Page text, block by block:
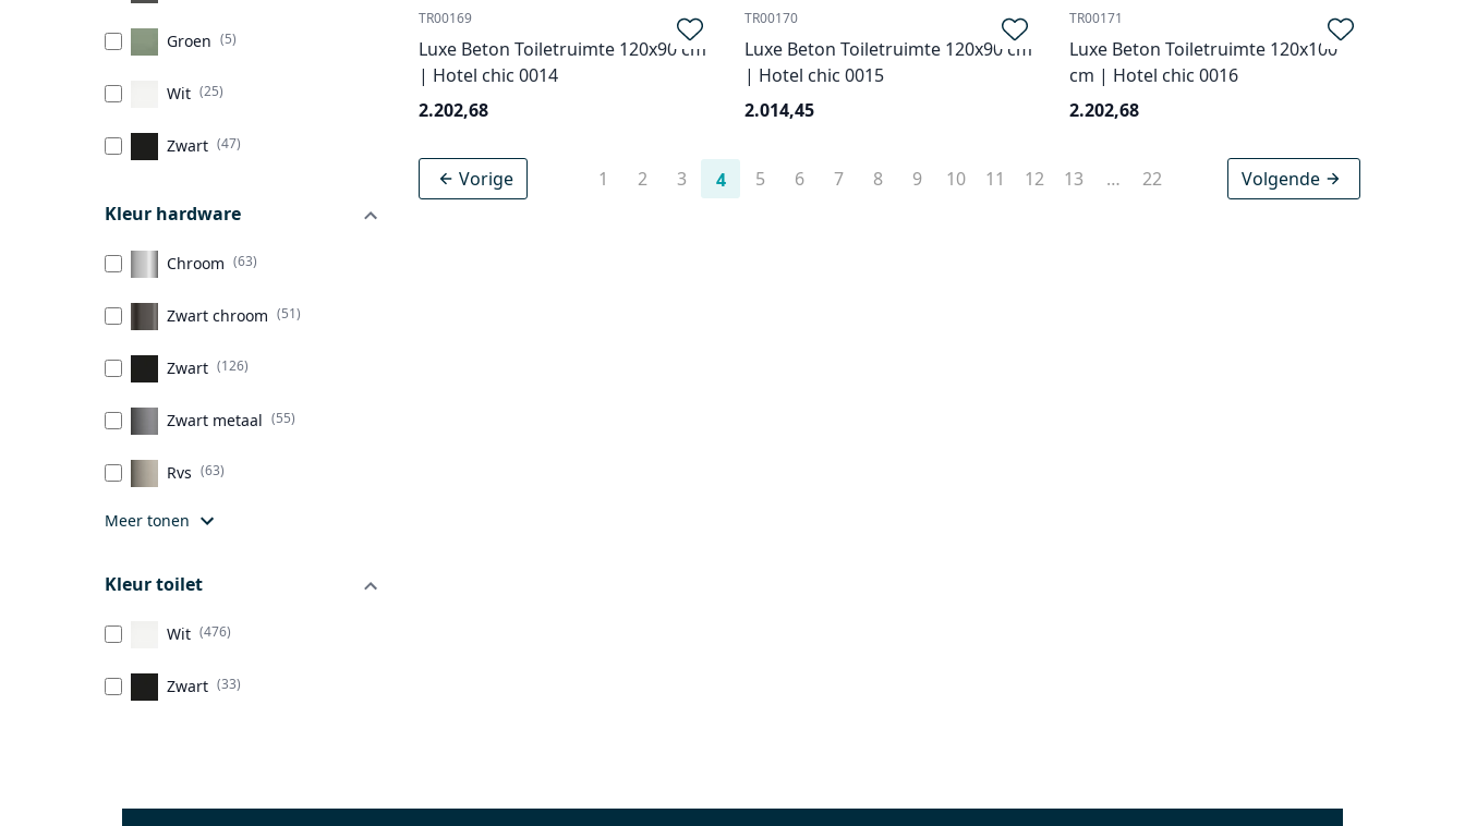
Groen (5)
Wit (25)
Zwart (47)
Kleur hardware
Chroom (63)
Zwart chroom (51)
Zwart (126)
Zwart metaal (55)
Rvs (63)
Meer tonen
Kleur toilet
Wit (476)
Zwart (33)
TR00169
Luxe Beton Toiletruimte 120x90 cm
| Hotel chic 0014
2.202,68
TR00170
Luxe Beton Toiletruimte 120x90 cm
| Hotel chic 0015
2.014,45
TR00171
Luxe Beton Toiletruimte 120x100
cm | Hotel chic 0016
2.202,68
Vorige 1 2 3 4 5 6 7 8 9 10 11 12 13 … 22 Volgende